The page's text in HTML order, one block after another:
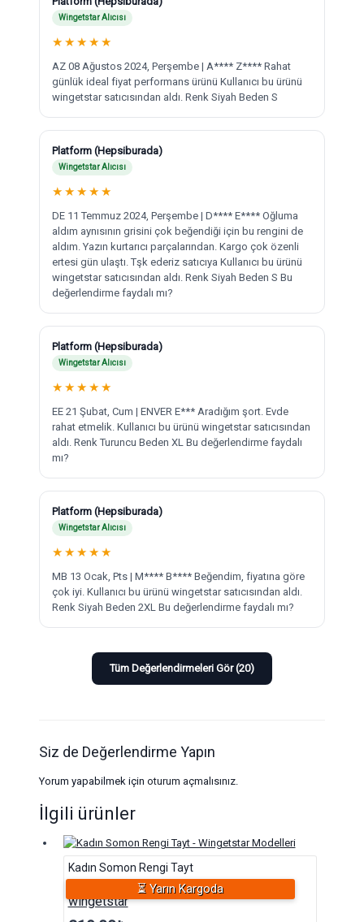
Wingetstar Alıcısı
★ ★ ★ ★ ★
AZ 08 Ağustos 2024, Perşembe | A**** Z**** Rahat
günlük ideal fiyat performans ürünü Kullanıcı bu ürünü
wingetstar satıcısından aldı. Renk Siyah Beden S
Platform (Hepsiburada)
Wingetstar Alıcısı
★ ★ ★ ★ ★
DE 11 Temmuz 2024, Perşembe | D**** E**** Oğluma
aldım aynısının grisini çok beğendiği için bu rengini de
aldım. Yazın kurtarıcı parçalarından. Kargo çok özenli
ertesi gün ulaştı. Tşk ederiz satıcıya Kullanıcı bu ürünü
wingetstar satıcısından aldı. Renk Siyah Beden S Bu
değerlendirme faydalı mı?
Platform (Hepsiburada)
Wingetstar Alıcısı
★ ★ ★ ★ ★
EE 21 Şubat, Cum | ENVER E*** Aradığım şort. Evde
rahat etmelik. Kullanıcı bu ürünü wingetstar satıcısından
aldı. Renk Turuncu Beden XL Bu değerlendirme faydalı
mı?
Platform (Hepsiburada)
Wingetstar Alıcısı
★ ★ ★ ★ ★
MB 13 Ocak, Pts | M**** B**** Beğendim, fiyatına göre
çok iyi. Kullanıcı bu ürünü wingetstar satıcısından aldı.
Renk Siyah Beden 2XL Bu değerlendirme faydalı mı?
Tüm Değerlendirmeleri Gör (20)
Siz de Değerlendirme Yapın
Yorum yapabilmek için oturum açmalısınız.
İlgili ürünler
⏳ Yarın Kargoda
Kadın Somon Rengi Tayt
wingetstar